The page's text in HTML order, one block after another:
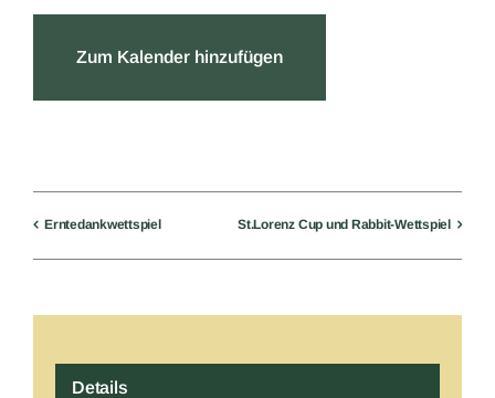
Zum Kalender hinzufügen
Erntedankwettspiel St.Lorenz Cup und Rabbit-Wettspiel
Details